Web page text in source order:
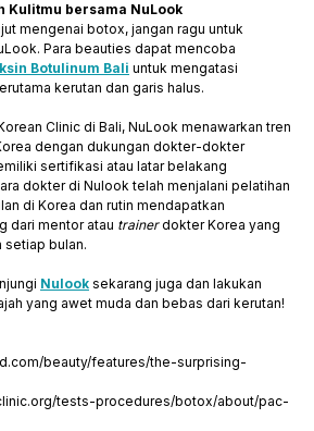
Kulitmu bersama NuLook
mengenai botox, jangan ragu untuk
Para beauties dapat mencoba
Botulinum Bali untuk mengatasi
kerutan dan garis halus.
Clinic di Bali, NuLook menawarkan tren
dengan dukungan dokter-dokter
sertifikasi atau latar belakang
dokter di Nulook telah menjalani pelatihan
di Korea dan rutin mendapatkan
dari mentor atau trainerdokter Korea yang
setiap bulan.
Nulook sekarang juga dan lakukan
yang awet muda dan bebas dari kerutan!
beauty/features/the-surprising-
tests-procedures/botox/about/pac-